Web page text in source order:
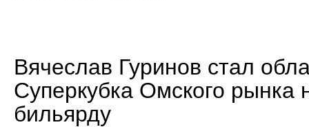
Вячеслав Гуринов стал
Суперкубка Омского рынка
бильярду